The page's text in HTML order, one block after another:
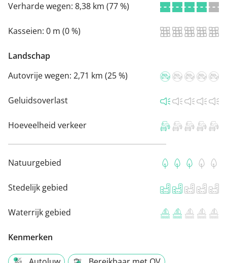
Verharde wegen: 8,38 km (77 %)
Kasseien: 0 m (0 %)
Landschap
Autovrije wegen: 2,71 km (25 %)
Geluidsoverlast
Hoeveelheid verkeer
Natuurgebied
Stedelijk gebied
Waterrijk gebied
Kenmerken